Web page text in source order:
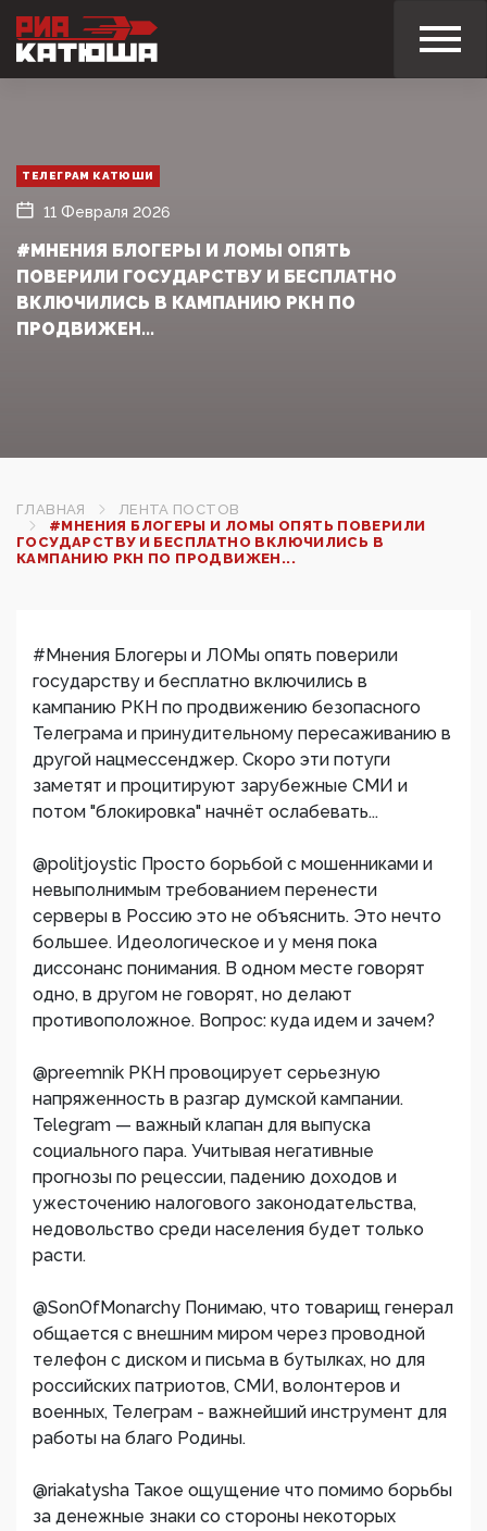
ТЕЛЕГРАМ КАТЮШИ
11 Февраля 2026
#МНЕНИЯ БЛОГЕРЫ И ЛОМЫ ОПЯТЬ
ПОВЕРИЛИ ГОСУДАРСТВУ И БЕСПЛАТНО
ВКЛЮЧИЛИСЬ В КАМПАНИЮ РКН ПО
ПРОДВИЖЕН...
ГЛАВНАЯ
ЛЕНТА ПОСТОВ
#МНЕНИЯ БЛОГЕРЫ И ЛОМЫ ОПЯТЬ ПОВЕРИЛИ
ГОСУДАРСТВУ И БЕСПЛАТНО ВКЛЮЧИЛИСЬ В
КАМПАНИЮ РКН ПО ПРОДВИЖЕН...
#Мнения Блогеры и ЛОМы опять поверили
государству и бесплатно включились в
кампанию РКН по продвижению безопасного
Телеграма и принудительному пересаживанию в
другой нацмессенджер. Скоро эти потуги
заметят и процитируют зарубежные СМИ и
потом "блокировка" начнёт ослабевать...
@politjoystic Просто борьбой с мошенниками и
невыполнимым требованием перенести
серверы в Россию это не объяснить. Это нечто
большее. Идеологическое и у меня пока
диссонанс понимания. В одном месте говорят
одно, в другом не говорят, но делают
противоположное. Вопрос: куда идем и зачем?
@preemnik РКН провоцирует серьезную
напряженность в разгар думской кампании.
Telegram — важный клапан для выпуска
социального пара. Учитывая негативные
прогнозы по рецессии, падению доходов и
ужесточению налогового законодательства,
недовольство среди населения будет только
расти.
@SonOfMonarchy Понимаю, что товарищ генерал
общается с внешним миром через проводной
телефон с диском и письма в бутылках, но для
российских патриотов, СМИ, волонтеров и
военных, Телеграм - важнейший инструмент для
работы на благо Родины.
@riakatysha Такое ощущение что помимо борьбы
за денежные знаки со стороны некоторых